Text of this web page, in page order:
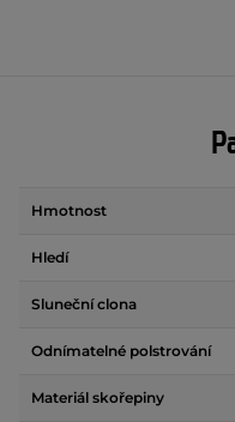
Hmotnost
Hledí
Sluneční clona
Odnímatelné polstrování
Materiál skořepiny